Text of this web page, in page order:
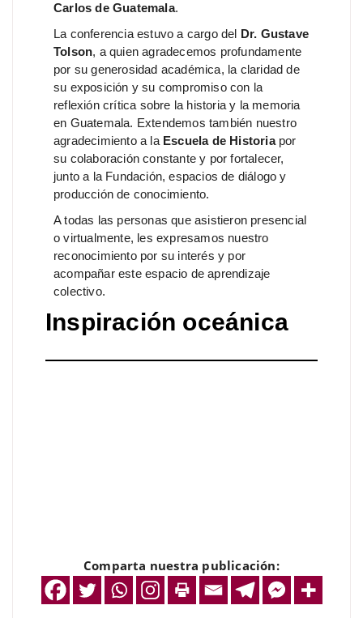
Carlos de Guatemala.
La conferencia estuvo a cargo del Dr. Gustave
Tolson, a quien agradecemos profundamente
por su generosidad académica, la claridad de
su exposición y su compromiso con la
reflexión crítica sobre la historia y la memoria
en Guatemala. Extendemos también nuestro
agradecimiento a la Escuela de Historiapor
su colaboración constante y por fortalecer,
junto a la Fundación, espacios de diálogo y
producción de conocimiento.
A todas las personas que asistieron presencial
o virtualmente, les expresamos nuestro
reconocimiento por su interés y por
acompañar este espacio de aprendizaje
colectivo.
Inspiración oceánica
Comparta nuestra publicación: